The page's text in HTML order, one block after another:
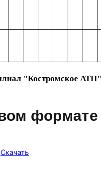
"Костромское
формате
Скачать